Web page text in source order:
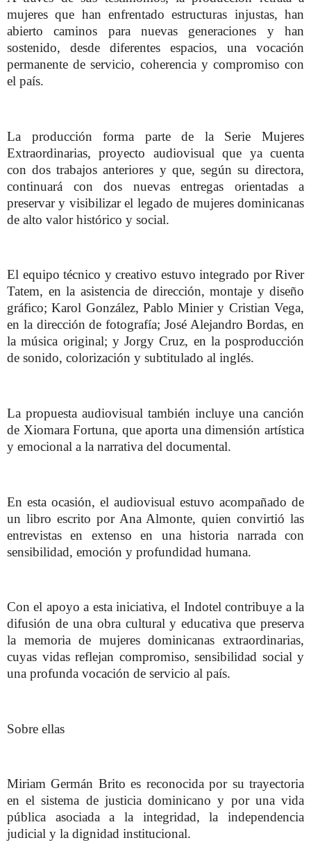
mujeres que han enfrentado estructuras injustas, han
abierto caminos para nuevas generaciones y han
sostenido, desde diferentes espacios, una vocación
permanente de servicio, coherencia y compromiso con
el país.
La producción forma parte de la Serie Mujeres
Extraordinarias, proyecto audiovisual que ya cuenta
con dos trabajos anteriores y que, según su directora,
continuará con dos nuevas entregas orientadas a
preservar y visibilizar el legado de mujeres dominicanas
de alto valor histórico y social.
El equipo técnico y creativo estuvo integrado por River
Tatem, en la asistencia de dirección, montaje y diseño
gráfico; Karol González, Pablo Minier y Cristian Vega,
en la dirección de fotografía; José Alejandro Bordas, en
la música original; y Jorgy Cruz, en la posproducción
de sonido, colorización y subtitulado al inglés.
La propuesta audiovisual también incluye una canción
de Xiomara Fortuna, que aporta una dimensión artística
y emocional a la narrativa del documental.
En esta ocasión, el audiovisual estuvo acompañado de
un libro escrito por Ana Almonte, quien convirtió las
entrevistas en extenso en una historia narrada con
sensibilidad, emoción y profundidad humana.
Con el apoyo a esta iniciativa, el Indotel contribuye a la
difusión de una obra cultural y educativa que preserva
la memoria de mujeres dominicanas extraordinarias,
cuyas vidas reflejan compromiso, sensibilidad social y
una profunda vocación de servicio al país.
Sobre ellas
Miriam Germán Brito es reconocida por su trayectoria
en el sistema de justicia dominicano y por una vida
pública asociada a la integridad, la independencia
judicial y la dignidad institucional.